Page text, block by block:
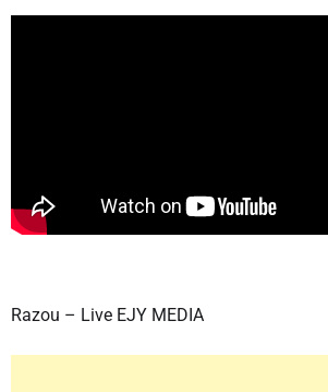
Razou – Live EJY MEDIA